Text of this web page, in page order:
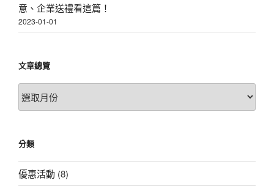
意、企業送禮看這篇！
2023-01-01
文章總覽
文
章
分類
優惠活動 (8)